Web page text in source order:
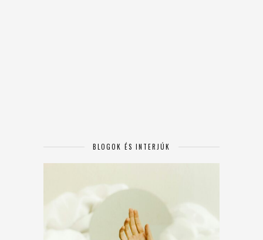
BLOGOK ÉS INTERJÚK